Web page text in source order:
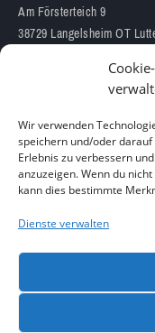
Wir verwenden
speichern und/oder
Erlebnis zu verbessern
anzuzeigen. Wenn du
kann dies bestimmte
Dienste verwalten
Am Försterteich 9
38729 Langelsheim OT
info@aquarium-lutter.de
Copyright